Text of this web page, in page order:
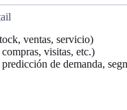
ventas, servicio)
visitas, etc.)
de demanda,